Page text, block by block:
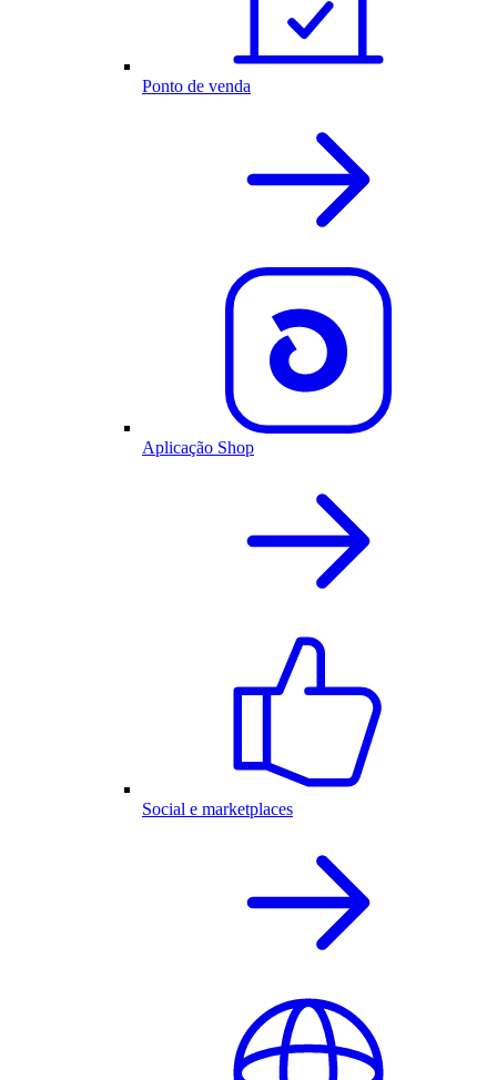
Ponto de venda
Aplicação Shop
Social e marketplaces